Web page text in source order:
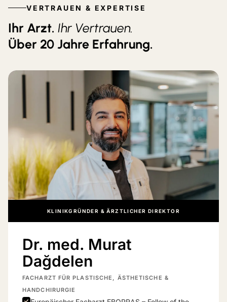
VERTRAUEN & EXPERTISE
Ihr Arzt. Ihr Vertrauen.
Über 20 Jahre Erfahrung.
KLINIKGRÜNDER & ÄRZTLICHER DIREKTOR
Dr. med. Murat
Dağdelen
FACHARZT FÜR PLASTISCHE, ÄSTHETISCHE &
HANDCHIRURGIE